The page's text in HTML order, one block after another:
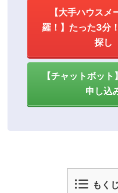
【大手ハウスメ
羅！】たった3分
探し
【チャットボッ
申し込
もくじ